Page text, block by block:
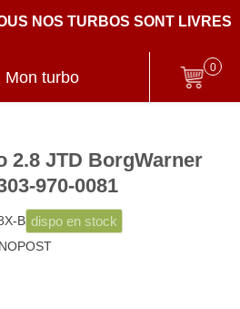
NOS TURBOS SONT LIVRES
Mon turbo
0
2.8 JTD BorgWarner
970-0081
B dispo en stock